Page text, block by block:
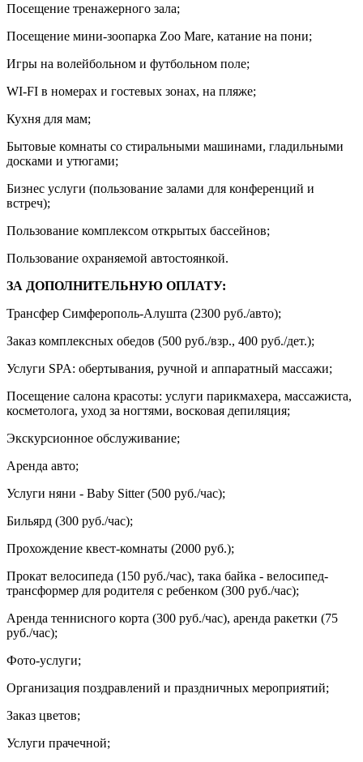
Посещение тренажерного зала;
Посещение мини-зоопарка Zoo Mare, катание на пони;
Игры на волейбольном и футбольном поле;
WI-FI в номерах и гостевых зонах, на пляже;
Кухня для мам;
Бытовые комнаты со стиральными машинами, гладильными
досками и утюгами;
Бизнес услуги (пользование залами для конференций и
встреч);
Пользование комплексом открытых бассейнов;
Пользование охраняемой автостоянкой.
ЗА ДОПОЛНИТЕЛЬНУЮ ОПЛАТУ:
Трансфер Симферополь-Алушта (2300 руб./авто);
Заказ комплексных обедов (500 руб./взр., 400 руб./дет.);
Услуги SPA: обертывания, ручной и аппаратный массажи;
Посещение салона красоты: услуги парикмахера, массажиста,
косметолога, уход за ногтями, восковая депиляция;
Экскурсионное обслуживание;
Аренда авто;
Услуги няни - Baby Sitter (500 руб./час);
Бильярд (300 руб./час);
Прохождение квест-комнаты (2000 руб.);
Прокат велосипеда (150 руб./час), така байка - велосипед-
трансформер для родителя с ребенком (300 руб./час);
Аренда теннисного корта (300 руб./час), аренда ракетки (75
руб./час);
Фото-услуги;
Организация поздравлений и праздничных мероприятий;
Заказ цветов;
Услуги прачечной;